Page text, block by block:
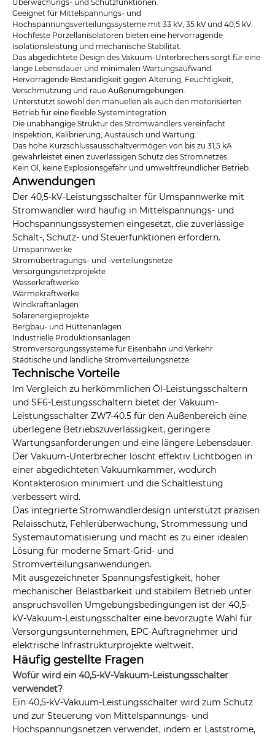
Überwachungs- und Schutzfunktionen.
Geeignet für Mittelspannungs- und
Hochspannungsverteilungssysteme mit 33 kV, 35 kV und 40,5 kV.
Hochfeste Porzellanisolatoren bieten eine hervorragende
Isolationsleistung und mechanische Stabilität.
Das abgedichtete Design des Vakuum-Unterbrechers sorgt für eine
lange Lebensdauer und minimalen Wartungsaufwand.
Hervorragende Beständigkeit gegen Alterung, Feuchtigkeit,
Verschmutzung und raue Außenumgebungen.
Unterstützt sowohl den manuellen als auch den motorisierten
Betrieb für eine flexible Systemintegration.
Die unabhängige Struktur des Stromwandlers vereinfacht
Inspektion, Kalibrierung, Austausch und Wartung.
Das hohe Kurzschlussausschaltvermögen von bis zu 31,5 kA
gewährleistet einen zuverlässigen Schutz des Stromnetzes.
Kein Öl, keine Explosionsgefahr und umweltfreundlicher Betrieb.
Anwendungen
Der 40,5-kV-Leistungsschalter für Umspannwerke mit
Stromwandler wird häufig in Mittelspannungs- und
Hochspannungssystemen eingesetzt, die zuverlässige
Schalt-, Schutz- und Steuerfunktionen erfordern.
Umspannwerke
Stromübertragungs- und -verteilungsnetze
Versorgungsnetzprojekte
Wasserkraftwerke
Wärmekraftwerke
Windkraftanlagen
Solarenergieprojekte
Bergbau- und Hüttenanlagen
Industrielle Produktionsanlagen
Stromversorgungssysteme für Eisenbahn und Verkehr
Städtische und ländliche Stromverteilungsnetze
Technische Vorteile
Im Vergleich zu herkömmlichen Öl-Leistungsschaltern
und SF6-Leistungsschaltern bietet der Vakuum-
Leistungsschalter ZW7-40.5 für den Außenbereich eine
überlegene Betriebszuverlässigkeit, geringere
Wartungsanforderungen und eine längere Lebensdauer.
Der Vakuum-Unterbrecher löscht effektiv Lichtbögen in
einer abgedichteten Vakuumkammer, wodurch
Kontakterosion minimiert und die Schaltleistung
verbessert wird.
Das integrierte Stromwandlerdesign unterstützt präzisen
Relaisschutz, Fehlerüberwachung, Strommessung und
Systemautomatisierung und macht es zu einer idealen
Lösung für moderne Smart-Grid- und
Stromverteilungsanwendungen.
Mit ausgezeichneter Spannungsfestigkeit, hoher
mechanischer Belastbarkeit und stabilem Betrieb unter
anspruchsvollen Umgebungsbedingungen ist der 40,5-
kV-Vakuum-Leistungsschalter eine bevorzugte Wahl für
Versorgungsunternehmen, EPC-Auftragnehmer und
elektrische Infrastrukturprojekte weltweit.
Häufig gestellte Fragen
Wofür wird ein 40,5-kV-Vakuum-Leistungsschalter
verwendet?
Ein 40,5-kV-Vakuum-Leistungsschalter wird zum Schutz
und zur Steuerung von Mittelspannungs- und
Hochspannungsnetzen verwendet, indem er Lastströme,